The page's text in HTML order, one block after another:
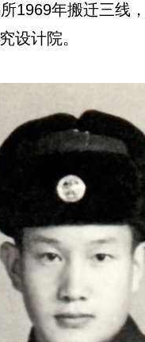
1969年搬迁三线
设计院。